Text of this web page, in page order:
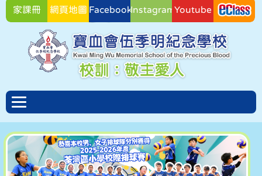
家課冊 網頁地圖 FacebookInstagramYoutube